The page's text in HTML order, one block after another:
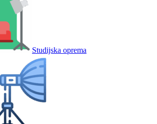
Studijska oprema